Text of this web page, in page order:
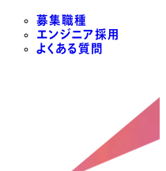
募集職種
エンジニア採用
よくある質問